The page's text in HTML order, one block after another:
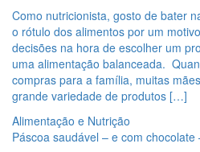
Como nutricionista, gosto de bater
o rótulo dos alimentos por um
decisões na hora de escolher um
uma alimentação balanceada.
compras para a família, muitas
grande variedade de produtos […]
Alimentação e Nutrição
Páscoa saudável – e com